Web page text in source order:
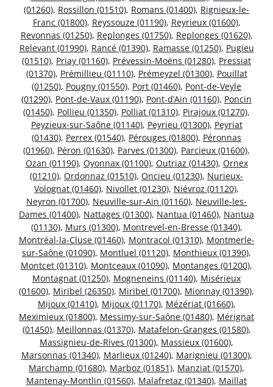
(01260), Rossillon (01510), Romans (01400), Rignieux-le-
Franc (01800), Reyssouze (01190), Reyrieux (01600),
Revonnas (01250), Replonges (01750), Replonges (01620),
Relevant (01990), Rancé (01390), Ramasse (01250), Pugieu
(01510), Priay (01160), Prévessin-Moëns (01280), Pressiat
(01370), Prémillieu (01110), Prémeyzel (01300), Pouillat
(01250), Pougny (01550), Port (01460), Pont-de-Veyle
(01290), Pont-de-Vaux (01190), Pont-d’Ain (01160), Poncin
(01450), Pollieu (01350), Polliat (01310), Pirajoux (01270),
Peyzieux-sur-Saône (01140), Peyrieu (01300), Peyriat
(01430), Perrex (01540), Pérouges (01800), Péronnas
(01960), Péron (01630), Parves (01300), Parcieux (01600),
Ozan (01190), Oyonnax (01100), Outriaz (01430), Ornex
(01210), Ordonnaz (01510), Oncieu (01230), Nurieux-
Volognat (01460), Nivollet (01230), Niévroz (01120),
Neyron (01700), Neuville-sur-Ain (01160), Neuville-les-
Dames (01400), Nattages (01300), Nantua (01460), Nantua
(01130), Murs (01300), Montrevel-en-Bresse (01340),
Montréal-la-Cluse (01460), Montracol (01310), Montmerle-
sur-Saône (01090), Montluel (01120), Monthieux (01390),
Montcet (01310), Montceaux (01090), Montanges (01200),
Montagnat (01250), Mogneneins (01140), Misérieux
(01600), Miribel (26350), Miribel (01700), Mionnay (01390),
Mijoux (01410), Mijoux (01170), Mézériat (01660),
Meximieux (01800), Messimy-sur-Saône (01480), Mérignat
(01450), Meillonnas (01370), Matafelon-Granges (01580),
Massignieu-de-Rives (01300), Massieux (01600),
Marsonnas (01340), Marlieux (01240), Marignieu (01300),
Marchamp (01680), Marboz (01851), Manziat (01570),
Mantenay-Montlin (01560), Malafretaz (01340), Maillat